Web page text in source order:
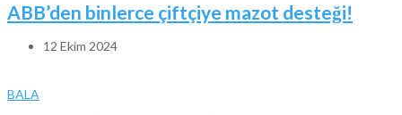
ABB’den binlerce çiftçiye mazot desteği!
12 Ekim 2024
BALA